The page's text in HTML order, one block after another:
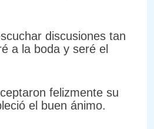
discusiones tan
a la boda y seré el
felizmente su
el buen ánimo.